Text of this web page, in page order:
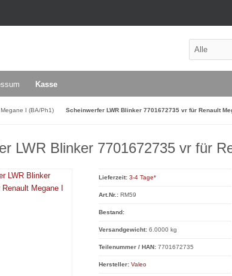
Kasse
Megane I (BA/Ph1) Scheinwerfer LWR Blinker 7701672735 vr für Renault
LWR Blinker 7701672735 vr für
Lieferzeit: 3-4 Tage*
Art.Nr.: RM59
Bestand:
Versandgewicht:6.0000 kg
Teilenummer / HAN:7701672735
Hersteller: Valeo